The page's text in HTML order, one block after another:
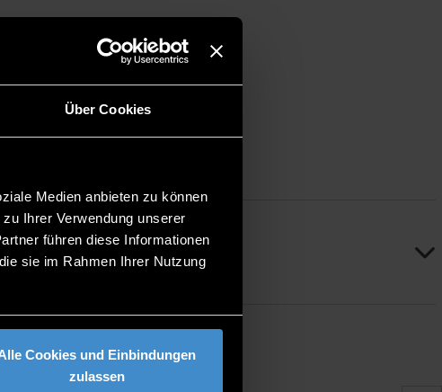
Über Cookies
Medien anbieten zu können
Ihrer Verwendung unserer
führen diese Informationen
sie im Rahmen Ihrer Nutzung
Cookies und Einbindungen
zulassen